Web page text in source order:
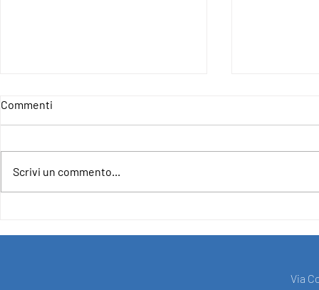
"EUROPE
Commenti
Scrivi un commento...
Via